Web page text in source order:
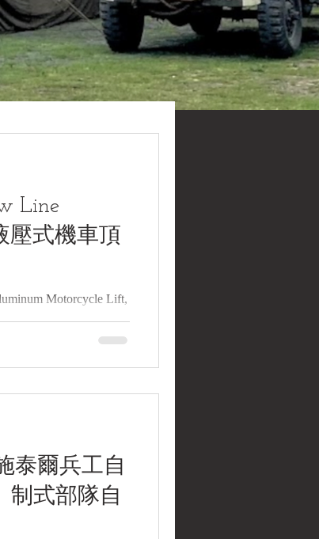
Line
壓式機車頂
Motorcycle Lift,
Black Water Museum
480366 1,500 lb
產國家：未詳 館藏單
泰爾兵工自
制式部隊自